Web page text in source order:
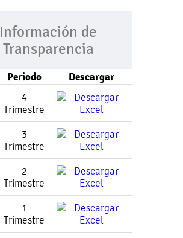
Información de
Transparencia
Periodo Descargar
4
Trimestre
3
Trimestre
2
Trimestre
1
Trimestre